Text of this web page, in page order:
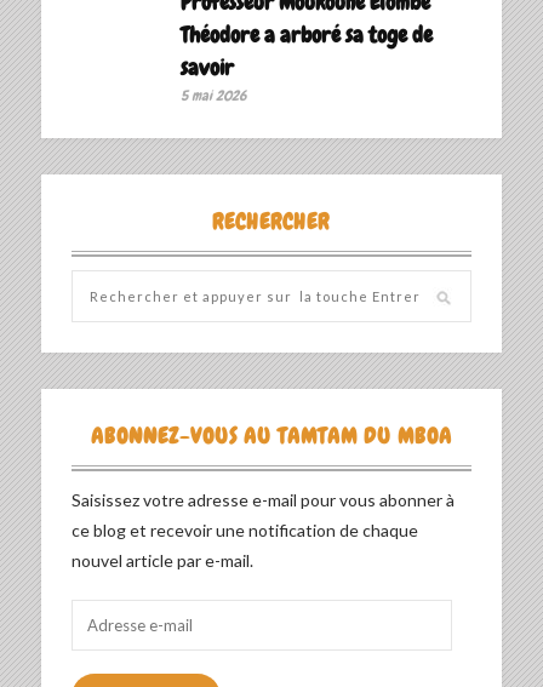
Théodore a arboré sa toge de
savoir ‎
5 mai 2026
RECHERCHER
ABONNEZ-VOUS AU TAMTAM DU MBOA
Saisissez votre adresse e-mail pour vous abonner à
ce blog et recevoir une notification de chaque
nouvel article par e-mail.
mail